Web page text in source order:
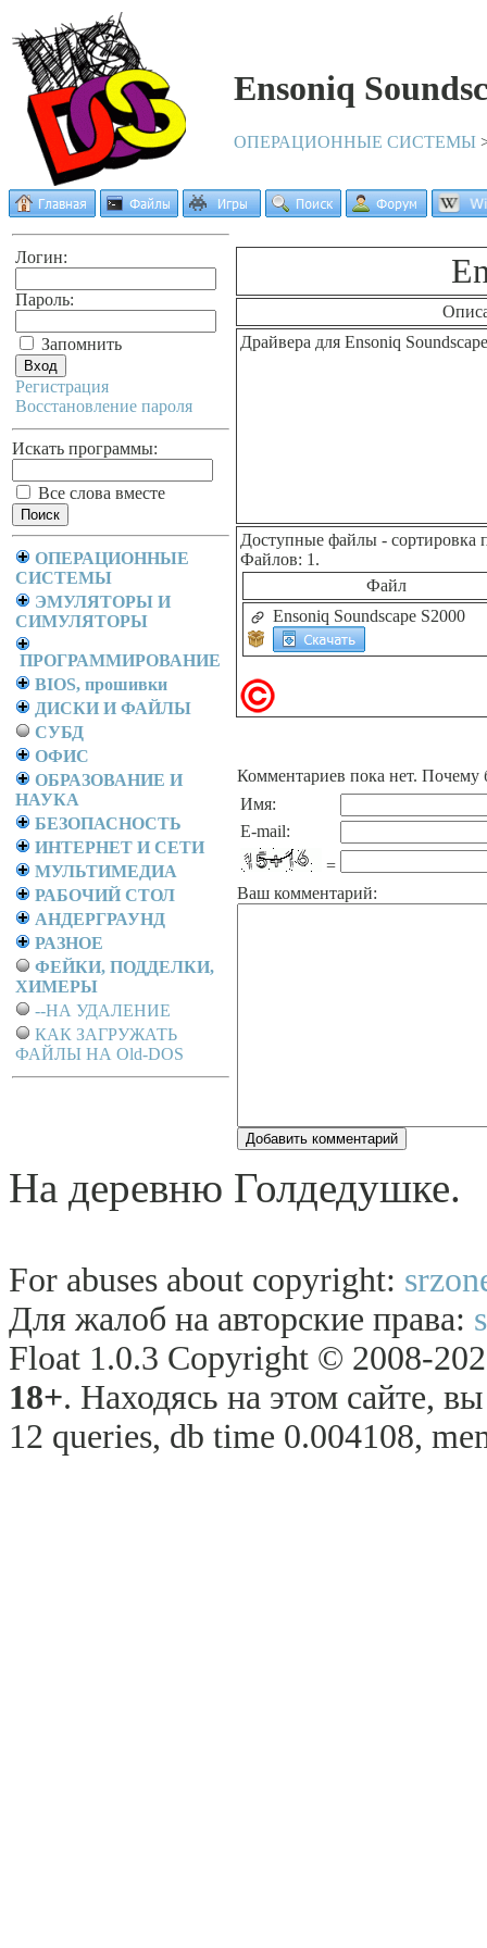
Ensoniq
ОПЕРАЦИОННЫЕ СИСТЕМЫ
Логин:
Пароль:
Запомнить
Регистрация
Восстановление пароля
Искать программы:
Все слова вместе
ОПЕРАЦИОННЫЕ
СИСТЕМЫ
ЭМУЛЯТОРЫ И
СИМУЛЯТОРЫ
ПРОГРАММИРОВАНИЕ
BIOS, прошивки
ДИСКИ И ФАЙЛЫ
СУБД
ОФИС
ОБРАЗОВАНИЕ И
НАУКА
БЕЗОПАСНОСТЬ
ИНТЕРНЕТ И СЕТИ
МУЛЬТИМЕДИА
РАБОЧИЙ СТОЛ
АНДЕРГРАУНД
РАЗНОЕ
ФЕЙКИ, ПОДДЕЛКИ,
ХИМЕРЫ
--НА УДАЛЕНИЕ
КАК ЗАГРУЖАТЬ
ФАЙЛЫ НА Old-DOS
Драйвера для Ensoniq
Доступные файлы - сортировка
Файлов: 1.
Файл
Ensoniq Soundscape S2000
Комментариев пока нет. Почему
Имя:
E-mail:
=
Ваш комментарий:
На деревню Голдедушке.
For abuses about copyright:
Для жалоб на авторские права:
Float 1.0.3 Copyright © 2008-
18+. Находясь на этом сайте,
12 queries, db time 0.004108,